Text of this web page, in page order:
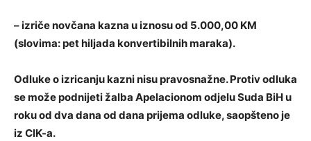
– izriče novčana kazna u iznosu od 5.000,00 KM
(slovima: pet hiljada konvertibilnih maraka).
Odluke o izricanju kazni nisu pravosnažne. Protiv odluka
se može podnijeti žalba Apelacionom odjelu Suda BiH u
roku od dva dana od dana prijema odluke, saopšteno je
iz CIK-a.